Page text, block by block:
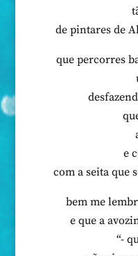
de pintares de
que percorres
e
com a seita que
bem me
e que a
“-